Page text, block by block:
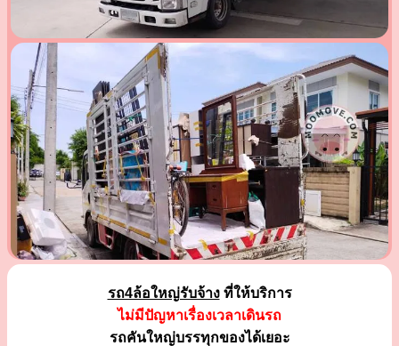
รถ4ล้อใหญ่รับจ้างที่ให้บริการ
ไม่มีปัญหาเรื่องเวลาเดินรถ
รถคันใหญ่บรรทุกของได้เยอะ